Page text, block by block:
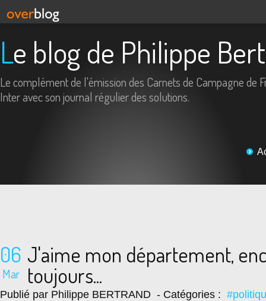
Le blog de Philippe
Le complément de l'émission des Carnets de Campagne de
Inter avec son journal régulier des solutions.
06
Mar
J'aime mon département,
toujours...
Publié par Philippe BERTRAND - Catégories :